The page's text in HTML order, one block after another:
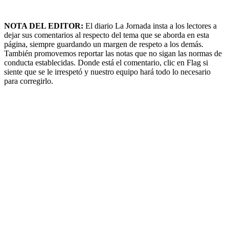
NOTA DEL EDITOR: El diario La Jornada insta a los lectores a
dejar sus comentarios al respecto del tema que se aborda en esta
página, siempre guardando un margen de respeto a los demás.
También promovemos reportar las notas que no sigan las normas de
conducta establecidas. Donde está el comentario, clic en Flag si
siente que se le irrespetó y nuestro equipo hará todo lo necesario
para corregirlo.